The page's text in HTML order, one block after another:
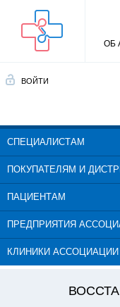
ОБ
ВОЙТИ
СПЕЦИАЛИСТАМ
ПОКУПАТЕЛЯМ И
ПАЦИЕНТАМ
ПРЕДПРИЯТИЯ
КЛИНИКИ АССОЦИАЦИИ